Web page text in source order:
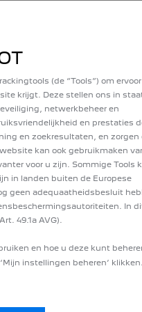
afwerking, de motor, de
een elektromotor als de
maar ook op het
op het dashboard aanwezig
de Peugeot
(de “Tools”) om
krijgt. Deze stellen ons in
netwerkbeheer en
en prestaties
en zoekresultaten, en zorgen
kan ook gebruikmaken
voor u zijn. Sommige Tools
in landen buiten de Europese
geen adequaatheidsbesluit
In
49.1a AVG).
en hoe u deze kunt
instellingen beheren’ klikken.